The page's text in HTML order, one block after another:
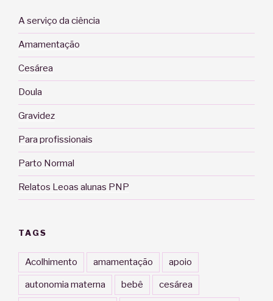
A serviço da ciência
Amamentação
Cesárea
Doula
Gravidez
Para profissionais
Parto Normal
Relatos Leoas alunas PNP
TAGS
Acolhimento amamentação apoio
autonomia materna bebê cesárea